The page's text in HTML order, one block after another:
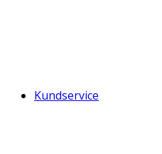
Kundservice